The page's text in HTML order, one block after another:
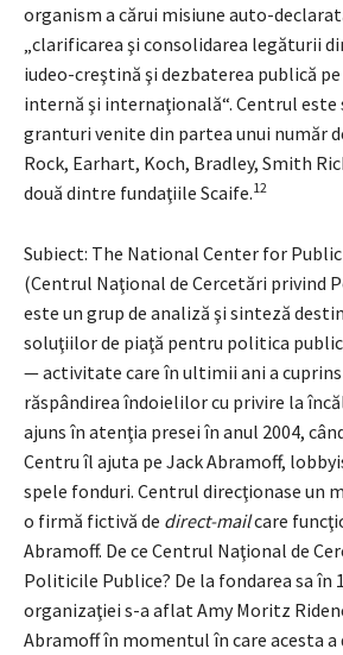
organism a cărui misiune auto-
„clarificarea şi consolidarea legăturii
iudeo-creştină şi dezbaterea publică
internă şi internaţională“. Centrul este
granturi venite din partea unui număr
Rock, Earhart, Koch, Bradley, Smith
două dintre fundaţiile Scaife.12
Subiect: The National Center for
(Centrul Naţional de Cercetări privind
este un grup de analiză şi sinteză
soluţiilor de piaţă pentru politica
— activitate care în ultimii ani a
răspândirea îndoielilor cu privire la
ajuns în atenţia presei în anul 2004,
Centru îl ajuta pe Jack Abramoff,
spele fonduri. Centrul direcţionase un
o firmă fictivă de direct-mailcare
Abramoff. De ce Centrul Naţional de
Politicile Publice? De la fondarea sa în
organizaţiei s-a aflat Amy Moritz
Abramoff în momentul în care acesta